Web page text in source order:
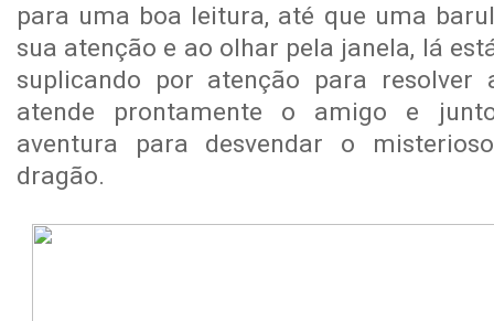
para uma boa leitura, até que uma
sua atenção e ao olhar pela janela, lá
suplicando por atenção para resolver
atende prontamente o amigo e
aventura para desvendar o
dragão.